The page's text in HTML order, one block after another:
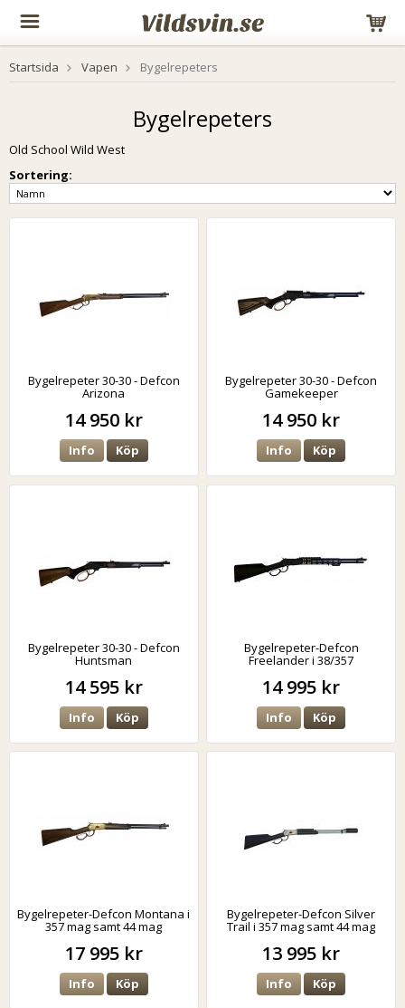
Startsida Vapen Bygelrepeters
Bygelrepeters
Old School Wild West
Sortering:
Bygelrepeter 30-30 - Defcon
Arizona
14 950 kr
Info Köp
Bygelrepeter 30-30 - Defcon
Gamekeeper
14 950 kr
Info Köp
Bygelrepeter 30-30 - Defcon
Huntsman
14 595 kr
Info Köp
Bygelrepeter-Defcon
Freelander i 38/357
14 995 kr
Info Köp
Bygelrepeter-Defcon Montana i
357 mag samt 44 mag
17 995 kr
Info Köp
Bygelrepeter-Defcon Silver
Trail i 357 mag samt 44 mag
13 995 kr
Info Köp